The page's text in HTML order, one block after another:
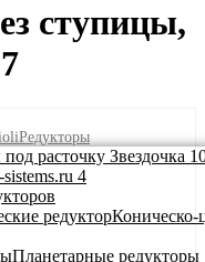
ступицы,
Редукторы
Коническо-
Планетарные редукторы